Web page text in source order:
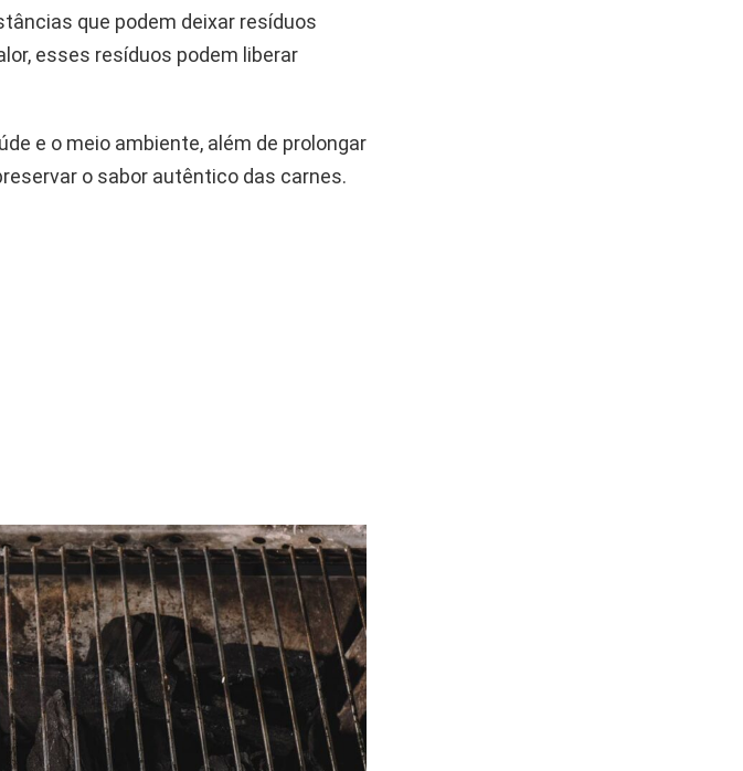
que podem deixar resíduos
esses resíduos podem liberar
e o meio ambiente, além de prolongar
o sabor autêntico das carnes.